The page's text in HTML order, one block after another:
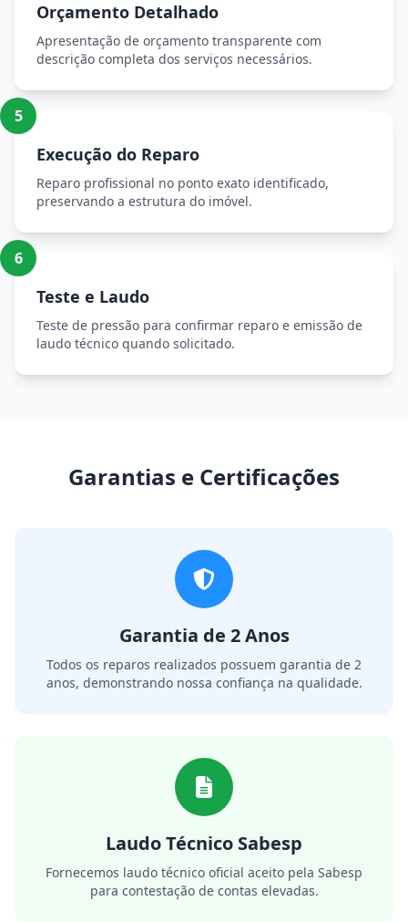
Orçamento Detalhado
Apresentação de orçamento transparente com
descrição completa dos serviços necessários.
5
Execução do Reparo
Reparo profissional no ponto exato identificado,
preservando a estrutura do imóvel.
6
Teste e Laudo
Teste de pressão para confirmar reparo e emissão de
laudo técnico quando solicitado.
Garantias e Certificações
Garantia de 2 Anos
Todos os reparos realizados possuem garantia de 2
anos, demonstrando nossa confiança na qualidade.
Laudo Técnico Sabesp
Fornecemos laudo técnico oficial aceito pela Sabesp
para contestação de contas elevadas.